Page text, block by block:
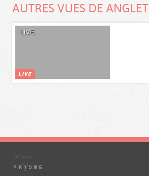
AUTRES VUES DE ANGLET
LIVE